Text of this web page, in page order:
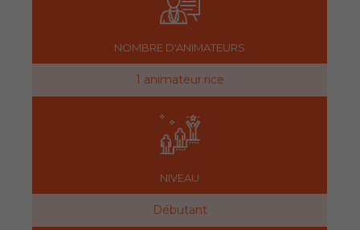
NOMBRE D'ANIMATEURS
1 animateur.rice
NIVEAU
Débutant